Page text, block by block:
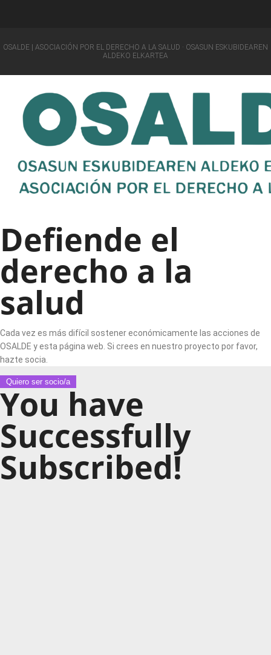
OSALDE | ASOCIACIÓN POR EL DERECHO A LA SALUD · OSASUN ESKUBIDEAREN
ALDEKO ELKARTEA
Defiende el
derecho a la
salud
Cada vez es más difícil sostener económicamente las acciones de
OSALDE y esta página web. Si crees en nuestro proyecto por favor,
hazte socia.
Quiero ser socio/a
You have
Successfully
Subscribed!